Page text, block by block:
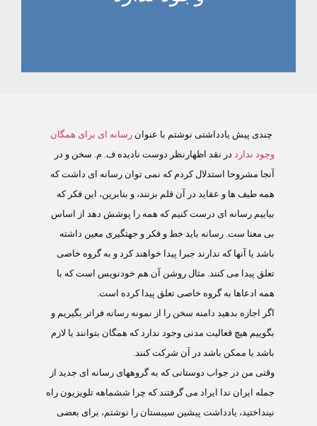
چندی پیش یادداشتی نوشتم با عنوان رسانه ای برای همگان
وجود ندارد در نقد اظهارنظر دوست نادیده ف. م. سخن و در
آنجا مشروحا استدلال کردم که نمی توان رسانه ای داشت که
همه طیف ها و عقاید در آن قلم بزنند، و بنابرین، این فکر که
بیاییم رسانه ای درست کنیم که همه را پوشش دهد از اساس
بی معنا ست. رسانه باید خط و فکر و جهتگیری معین داشته
باشد یا آنها که ندارند جبرا پیدا خواهند کرد و به گروه خاصی
تعلق پیدا می کنند. مثال روشن آن هم خودنویس است که با
همه ادعاها به گروه خاصی تعلق پیدا کرده است.
اگر اجازه بدهید دامنه سخن را از نمونه رسانه فراتر بگیریم و
بگوییم هیچ فعالیت مدنی وجود ندارد که همگان بتوانند یا لازم
باشد یا ممکن باشد در آن شرکت کنند.
وقتی من در جواب دوستانی که به گروههای رسانه ای جدید از
جمله ایران ندا ایراد می گرفتند که چرا ششماهه تلویزیون راه
نینداختید، یادداشت پیشین سیبستان را نوشتم، برای بعضی